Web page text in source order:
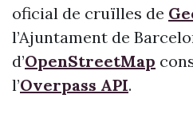
oficial de cruïlles de
l’Ajuntament de
d’OpenStreetMap
l’Overpass API.